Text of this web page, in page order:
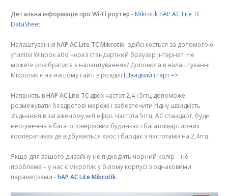
Детальна інформація про Wi-Fi роутер - Mikrotik hAP AC Lite TC
DataSheet
Налаштування hAP AC Lite TCMikrotik здійснюється за допомогою
утиліти Winbox або через стандартний браузер інтернет. Не
можете розібратися в налаштуваннях? Допомога в налаштуванні
Мікротик є на нашому сайті в розділі Швидкий старт =>
Наявність вHAP AC Lite TC двох частот 2,4 і 5ггц допоможе
розмежувати бездротові мережі і забезпечити гідну швидкість
з'єднання в загаженому wifi ефірі. Частота 5ггц, АС стандарт, буде
неоціненна в багатоповерхових будинках і багатоквартирних
кооперативах де відбувається хаос і бардак з частотами на 2,4ггц.
Якщо для вашого дизайну не підходить чорний колір – не
проблема – у нас є мікротик у білому корпусі з однаковими
параметрами -hAP AC Lite Mikrotik.